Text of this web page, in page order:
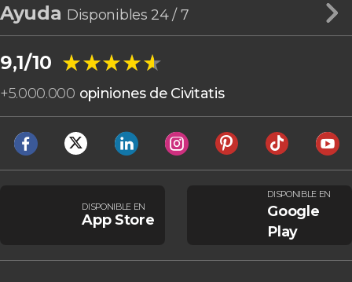
Ayuda Disponibles 24 / 7
9,1/10 ★★★★★
★★★★★
+5.000.000 opiniones de Civitatis
DISPONIBLE EN
App Store
DISPONIBLE EN
Google
Play